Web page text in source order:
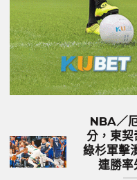
NBA／
分，東契
綠杉軍擊
連勝率